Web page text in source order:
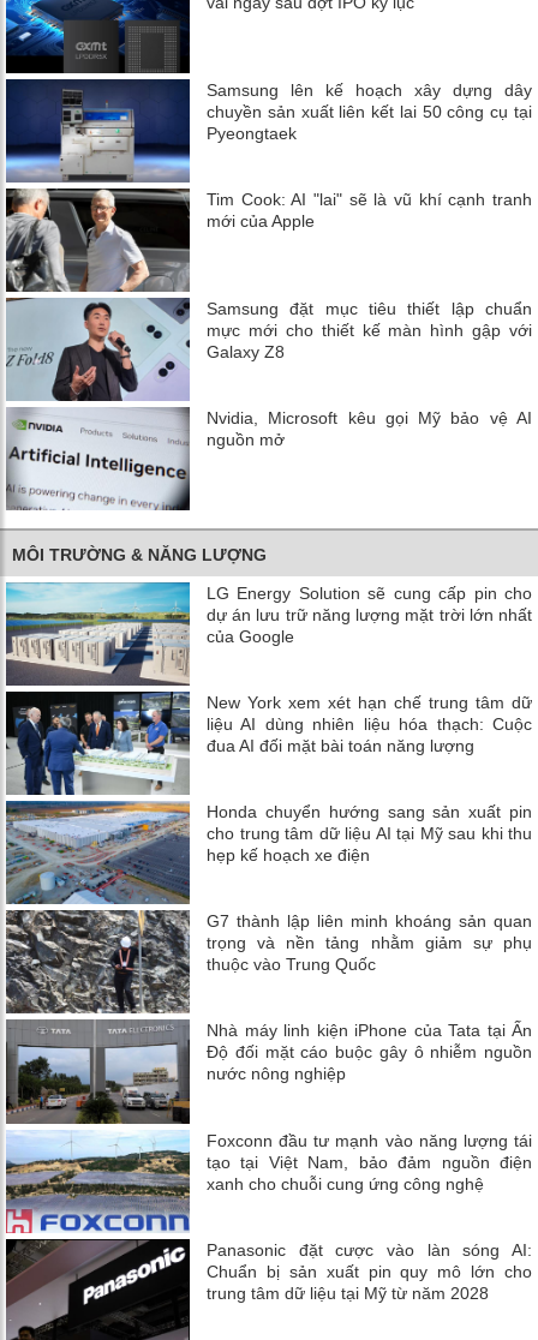
Samsung lên kế hoạch xây dựng dây
chuyền sản xuất liên kết lai 50 công cụ tại
Pyeongtaek
Tim Cook: AI "lai" sẽ là vũ khí cạnh tranh
mới của Apple
Samsung đặt mục tiêu thiết lập chuẩn
mực mới cho thiết kế màn hình gập với
Galaxy Z8
Nvidia, Microsoft kêu gọi Mỹ bảo vệ AI
nguồn mở
MÔI TRƯỜNG & NĂNG LƯỢNG
LG Energy Solution sẽ cung cấp pin cho
dự án lưu trữ năng lượng mặt trời lớn nhất
của Google
New York xem xét hạn chế trung tâm dữ
liệu AI dùng nhiên liệu hóa thạch: Cuộc
đua AI đối mặt bài toán năng lượng
Honda chuyển hướng sang sản xuất pin
cho trung tâm dữ liệu AI tại Mỹ sau khi thu
hẹp kế hoạch xe điện
G7 thành lập liên minh khoáng sản quan
trọng và nền tảng nhằm giảm sự phụ
thuộc vào Trung Quốc
Nhà máy linh kiện iPhone của Tata tại Ấn
Độ đối mặt cáo buộc gây ô nhiễm nguồn
nước nông nghiệp
Foxconn đầu tư mạnh vào năng lượng tái
tạo tại Việt Nam, bảo đảm nguồn điện
xanh cho chuỗi cung ứng công nghệ
Panasonic đặt cược vào làn sóng AI:
Chuẩn bị sản xuất pin quy mô lớn cho
trung tâm dữ liệu tại Mỹ từ năm 2028